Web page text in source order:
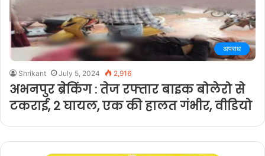
अपराध
Shrikant July 5, 2024 2,916
अभनपुर ब्रेकिंग : तेज रफ्तार बाइक बोलेरो से
टकराई, 2 घायल, एक की हालत गंभीर, वीडियो